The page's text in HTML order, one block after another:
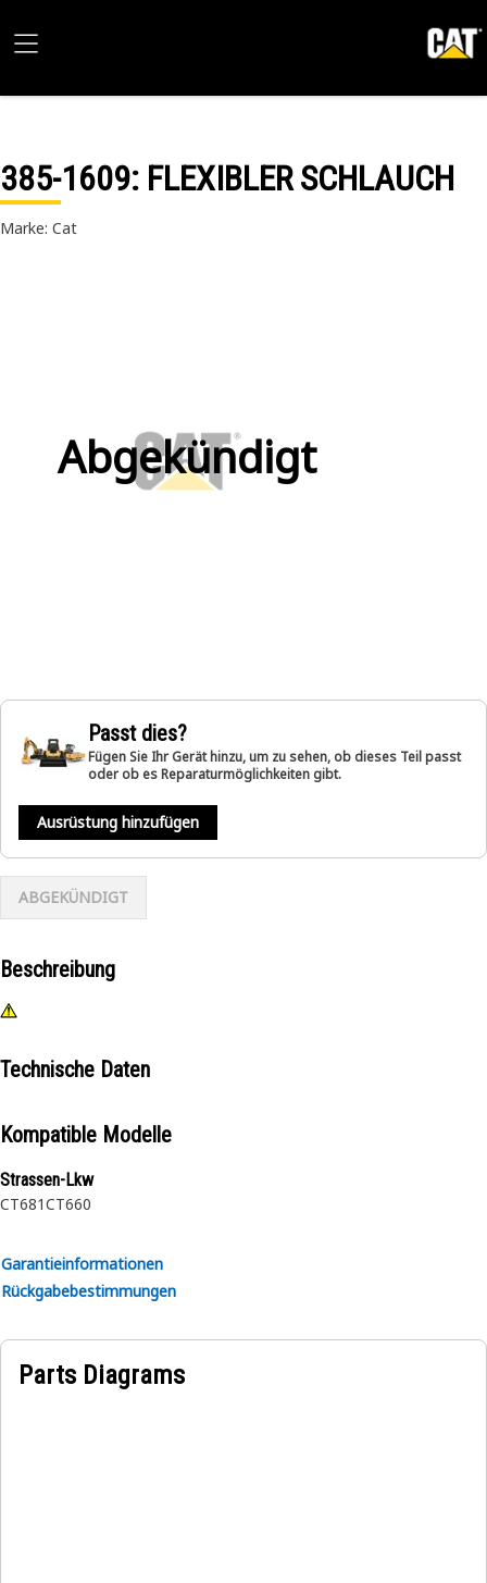
385-1609: FLEXIBLER SCHLAUCH
Marke: Cat
Abgekündigt
Passt dies?
Fügen Sie Ihr Gerät hinzu, um zu sehen, ob dieses Teil passt
oder ob es Reparaturmöglichkeiten gibt.
Ausrüstung hinzufügen
ABGEKÜNDIGT
Beschreibung
Technische Daten
Kompatible Modelle
Strassen-Lkw
CT681CT660
Garantieinformationen
Rückgabebestimmungen
Parts Diagrams